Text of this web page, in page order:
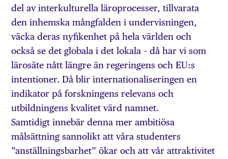
del av interkulturella läroprocesser, tillvarata
den inhemska mångfalden i undervisningen,
väcka deras nyfikenhet på hela världen och
också se det globala i det lokala – då har vi som
lärosäte nått längre än regeringens och EU:s
intentioner. Då blir internationaliseringen en
indikator på forskningens relevans och
utbildningens kvalitet värd namnet.
Samtidigt innebär denna mer ambitiösa
målsättning sannolikt att våra studenters
”anställningsbarhet” ökar och att vår attraktivitet